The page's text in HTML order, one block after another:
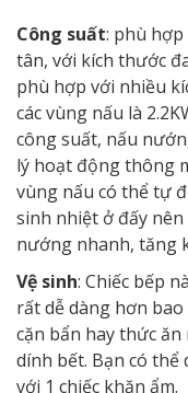
Công suất: phù
tân, với kích thước
phù hợp với nhiều
các vùng nấu là
công suất, nấu
lý hoạt động thông
vùng nấu có thể tự
sinh nhiệt ở đấy
nướng nhanh, tăng
Vệ sinh: Chiếc bếp
rất dễ dàng hơn
cặn bẩn hay thức
dính bết. Bạn có thể
với 1 chiếc khăn ẩm.